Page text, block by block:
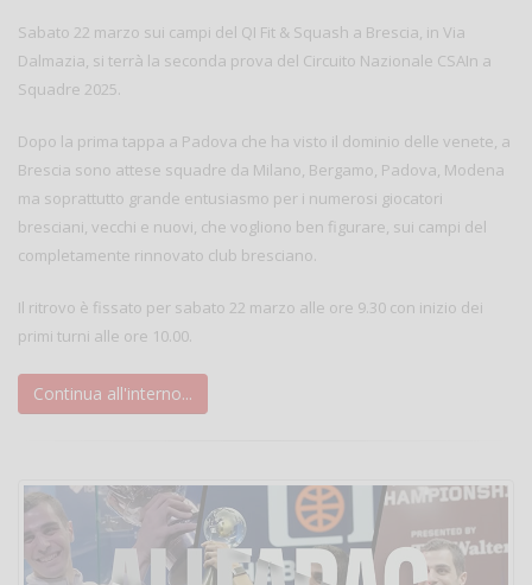
Sabato 22 marzo sui campi del QI Fit & Squash a Brescia, in Via
Dalmazia, si terrà la seconda prova del Circuito Nazionale CSAIn a
Squadre 2025.
Dopo la prima tappa a Padova che ha visto il dominio delle venete, a
Brescia sono attese squadre da Milano, Bergamo, Padova, Modena
ma soprattutto grande entusiasmo per i numerosi giocatori
bresciani, vecchi e nuovi, che vogliono ben figurare, sui campi del
completamente rinnovato club bresciano.
Il ritrovo è fissato per sabato 22 marzo alle ore 9.30 con inizio dei
primi turni alle ore 10.00.
Continua all'interno...